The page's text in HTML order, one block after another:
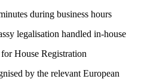
during business hours
legalisation handled in-house
House Registration
by the relevant European